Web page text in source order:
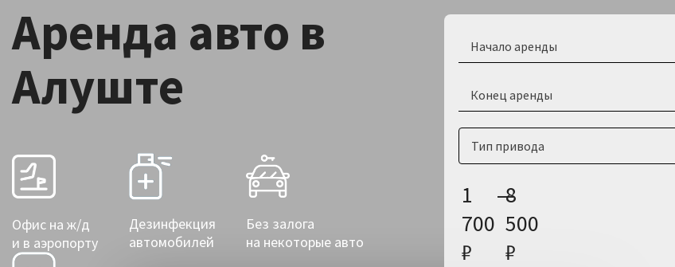
Бахчисарай
Гаспра
Джанкой
Евпатория
Керчь
Автомобили с водителем
Аренда авто в
Алуште
Офис на ж/д
и в аэропорту
Дезинфекция
автомобилей
Без залога
на некоторые авто
Тип привода
1
700
₽
—
8
500
₽